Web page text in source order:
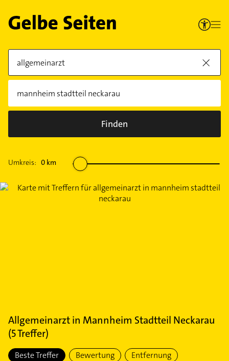
Finden
Umkreis: 0 km
Allgemeinarztin Mannheim Stadtteil Neckarau
(5Treffer)
Beste Treffer Bewertung Entfernung